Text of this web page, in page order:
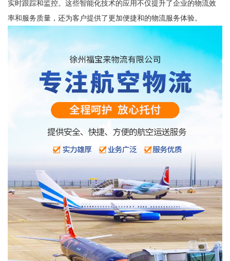
实时跟踪和监控。这些智能化技术的应用不仅提升了企业的物流效
率和服务质量，还为客户提供了更加便捷和的物流服务体验。